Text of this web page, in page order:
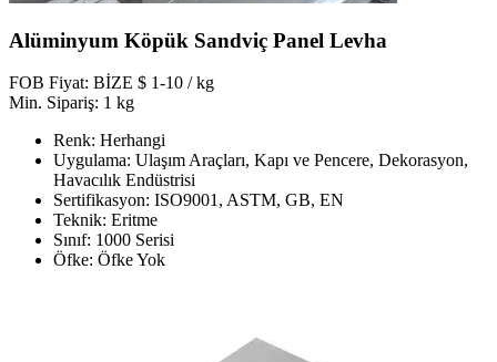
Alüminyum Köpük Sandviç Panel Levha
FOB Fiyat: BİZE $ 1-10 / kg
Min. Sipariş: 1 kg
Renk: Herhangi
Uygulama: Ulaşım Araçları, Kapı ve Pencere, Dekorasyon,
Havacılık Endüstrisi
Sertifikasyon: ISO9001, ASTM, GB, EN
Teknik: Eritme
Sınıf: 1000 Serisi
Öfke: Öfke Yok